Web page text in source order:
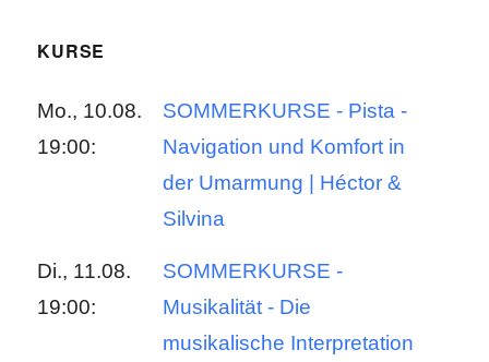
KURSE
Mo., 10.08.
19:00:
SOMMERKURSE - Pista -
Navigation und Komfort in
der Umarmung | Héctor &
Silvina
Di., 11.08.
19:00:
SOMMERKURSE -
Musikalität - Die
musikalische Interpretation